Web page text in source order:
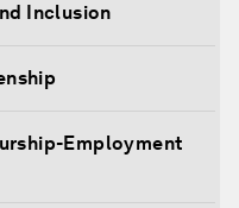
Inclusion
Employment